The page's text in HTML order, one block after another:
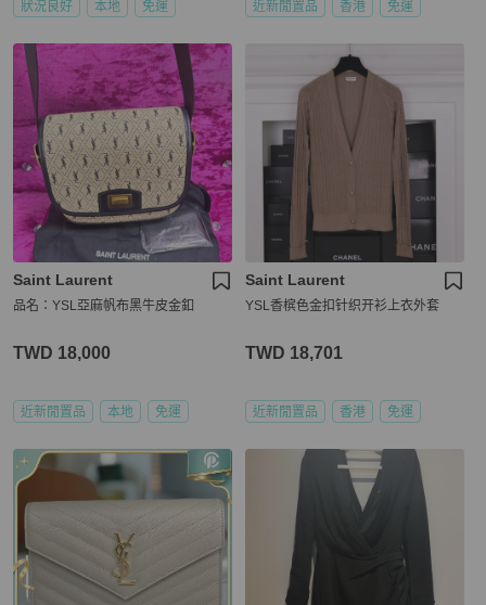
狀況良好 本地 免運 近新閒置品 香港 免運
Saint Laurent
品名：YSL亞麻帆布黑牛皮金釦
TWD 18,000
近新閒置品 本地 免運
Saint Laurent
YSL香槟色金扣针织开衫上衣外套
TWD 18,701
近新閒置品 香港 免運